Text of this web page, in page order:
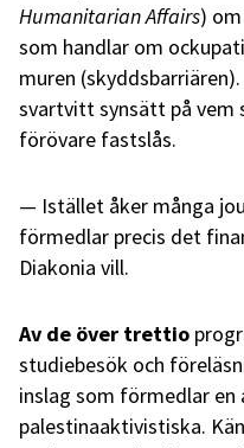
Humanitarian Affairs)
som handlar om
muren
svartvitt synsätt på vem
förövare fastslås.
Istället åker många
förmedlar precis det
Diakonia vill.
Av de över trettio
studiebesök och
inslag som förmedlar en
palestinaaktivistiska.